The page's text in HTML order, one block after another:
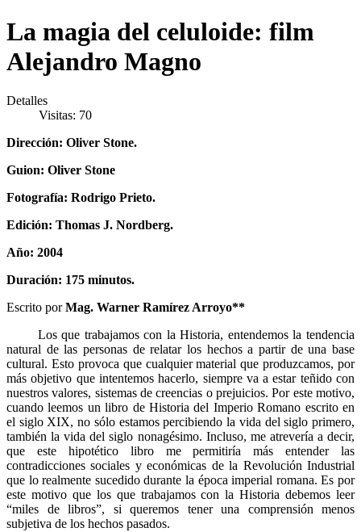
La magia del celuloide: film
Alejandro Magno
Detalles
Visitas: 70
Dirección: Oliver Stone.
Guion: Oliver Stone
Fotografía: Rodrigo Prieto.
Edición: Thomas J. Nordberg.
Año: 2004
Duración: 175 minutos.
Escrito porMag. Warner Ramírez Arroyo**
Los que trabajamos con la Historia, entendemos la tendencia
natural de las personas de relatar los hechos a partir de una base
cultural. Esto provoca que cualquier material que produzcamos, por
más objetivo que intentemos hacerlo, siempre va a estar teñido con
nuestros valores, sistemas de creencias o prejuicios. Por este motivo,
cuando leemos un libro de Historia del Imperio Romano escrito en
el siglo XIX, no sólo estamos percibiendo la vida del siglo primero,
también la vida del siglo nonagésimo. Incluso, me atrevería a decir,
que este hipotético libro me permitiría más entender las
contradicciones sociales y económicas de la Revolución Industrial
que lo realmente sucedido durante la época imperial romana. Es por
este motivo que los que trabajamos con la Historia debemos leer
“miles de libros”, si queremos tener una comprensión menos
subjetiva de los hechos pasados.